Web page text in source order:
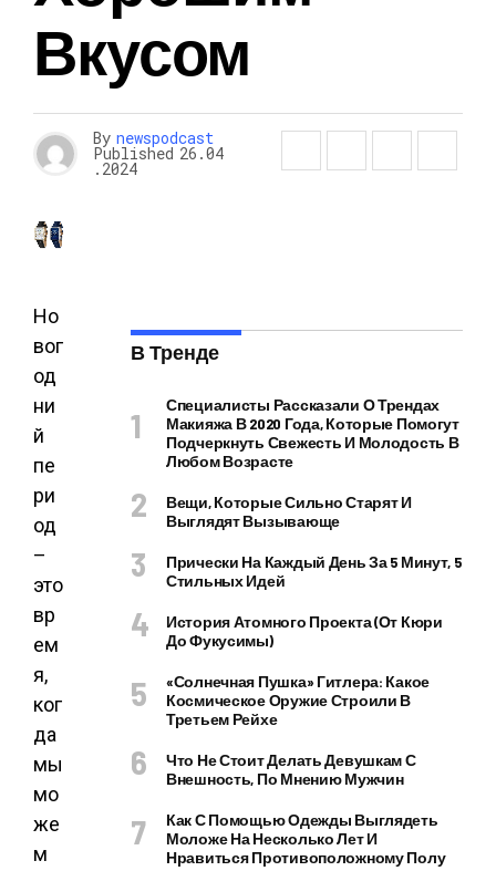
Вкусом
By newspodcast
Published 26.04
.2024
Но
вог
од
ни
й
пе
ри
од
–
это
вр
ем
я,
ког
да
мы
мо
же
м
В Тренде
Специалисты Рассказали О Трендах
Макияжа В 2020 Года, Которые Помогут
Подчеркнуть Свежесть И Молодость В
Любом Возрасте
Вещи, Которые Сильно Старят И
Выглядят Вызывающе
Прически На Каждый День За 5 Минут, 5
Стильных Идей
История Атомного Проекта (от Кюри
До Фукусимы)
«Солнечная Пушка» Гитлера: Какое
Космическое Оружие Строили В
Третьем Рейхе
Что Не Стоит Делать Девушкам С
Внешность, По Мнению Мужчин
Как С Помощью Одежды Выглядеть
Моложе На Несколько Лет И
Нравиться Противоположному Полу